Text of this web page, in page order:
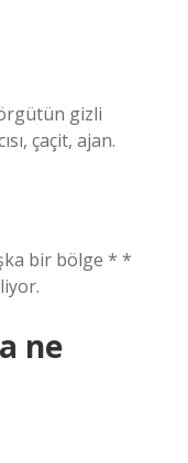
gizli
çaçit, ajan.
bir bölge * *
ne